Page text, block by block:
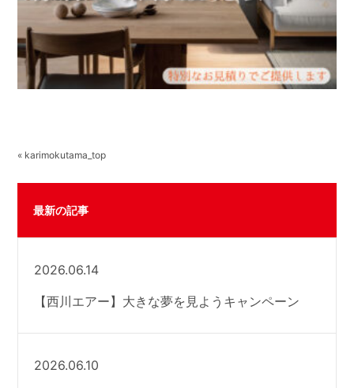
« karimokutama_top
最新の記事
2026.06.14
【西川エアー】大きな夢を見ようキャンペーン
2026.06.10